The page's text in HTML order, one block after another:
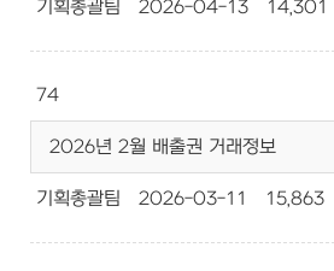
기획총괄팀 2026-04-13 14,301
74
2026년 2월 배출권 거래정보
기획총괄팀 2026-03-11 15,863